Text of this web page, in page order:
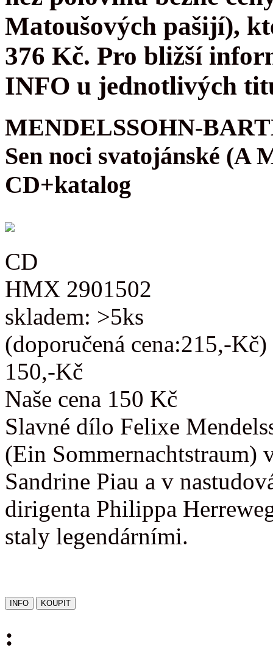
Matoušových pašijí),
376 Kč. Pro bližší
INFO u jednotlivých
MENDELSSOHN-
Sen noci svatojánské (A
CD+katalog
CD
HMX 2901502
skladem: >5ks
(doporučená cena:215,-Kč)
150,-Kč
Naše cena 150 Kč
Slavné dílo Felixe
(Ein Sommernachtstraum)
Sandrine Piau a v
dirigenta Philippa
staly legendárními.
: